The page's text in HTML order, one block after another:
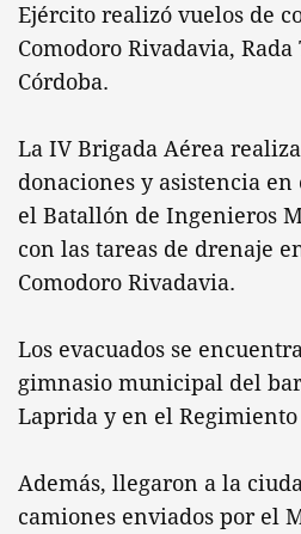
Ejército realizó vuelos de
Comodoro Rivadavia,
Córdoba.
La IV Brigada Aérea
donaciones y asistencia
el Batallón de Ingenieros
con las tareas de drenaje
Comodoro Rivadavia.
Los evacuados se
gimnasio municipal del
Laprida y en el Regimiento
Además, llegaron a la
camiones enviados por el